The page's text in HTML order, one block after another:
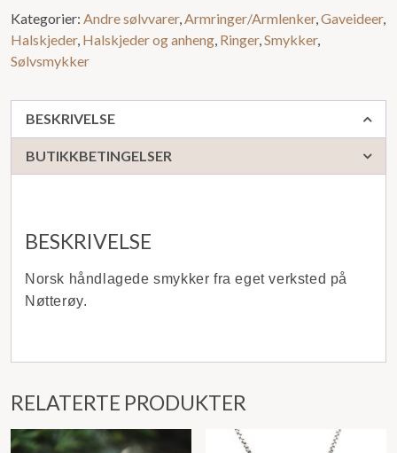
Kategorier: Andre sølvvarer, Armringer/Armlenker, Gaveideer,
Halskjeder, Halskjeder og anheng Ringer, Smykker,
Sølvsmykker
BESKRIVELSE
BUTIKKBETINGELSER
BESKRIVELSE
Norsk håndlagede smykker fra eget verksted på
Nøtterøy.
RELATERTE PRODUKTER